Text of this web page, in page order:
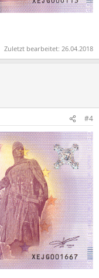
Zuletzt bearbeitet: 26.04.2018
#4